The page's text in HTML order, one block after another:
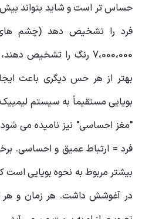
حساس تر است و شاید بتواند بیش
فرد را تشخیص دهد (چشم
7،000،000 رنگ را تشخیص
بهتر از هر حس دیگری باعث
بویایی مستقیماً به سیستم
"مغز احساسی" نیز نامیده می
فرد = ارتباط عمیق و احساسی.
بیشتر مربوط به نحوه بویایی
در آغوشش داشت. هر زمان و هر